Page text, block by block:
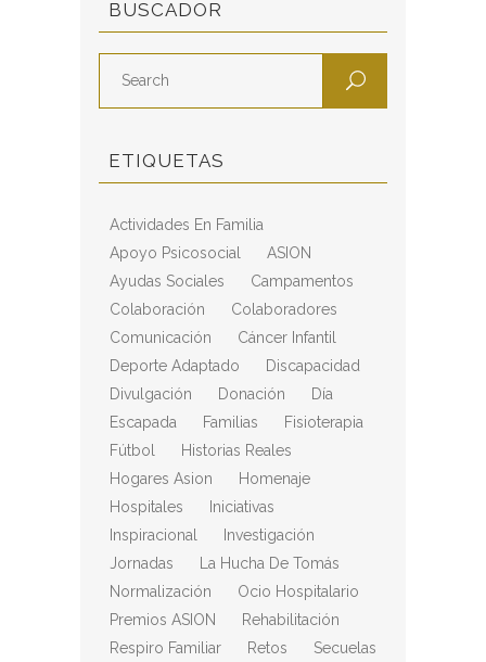
BUSCADOR
ETIQUETAS
Actividades En Familia
Apoyo Psicosocial
ASION
Ayudas Sociales
Campamentos
Colaboración
Colaboradores
Comunicación
Cáncer Infantil
Deporte Adaptado
Discapacidad
Divulgación
Donación
Día
Escapada
Familias
Fisioterapia
Fútbol
Historias Reales
Hogares Asion
Homenaje
Hospitales
Iniciativas
Inspiracional
Investigación
Jornadas
La Hucha De Tomás
Normalización
Ocio Hospitalario
Premios ASION
Rehabilitación
Respiro Familiar
Retos
Secuelas